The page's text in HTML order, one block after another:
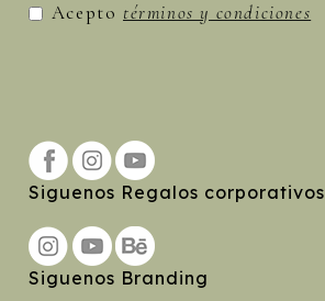
Acepto términos y condiciones
Siguenos Regalos corporativos
Siguenos Branding